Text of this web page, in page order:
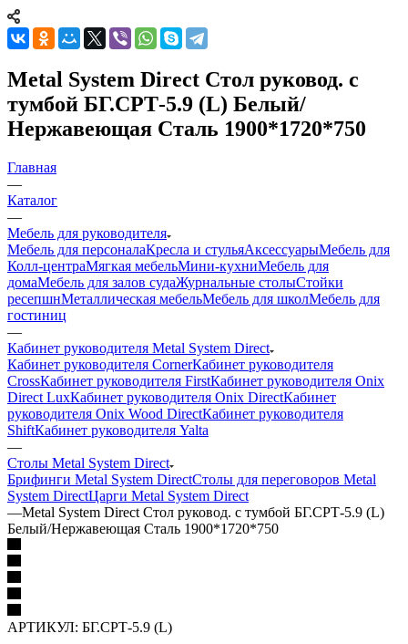
Metal System Direct Стол руковод. с
тумбой БГ.СРТ-5.9 (L) Белый/
Нержавеющая Сталь 1900*1720*750
Главная
—
Каталог
—
Мебель для руководителя
Мебель для персоналаКресла и стульяАксессуарыМебель для
Колл-центраМягкая мебельМини-кухниМебель для
домаМебель для залов судаЖурнальные столыСтойки
ресепшнМеталлическая мебельМебель для школМебель для
гостиниц
—
Кабинет руководителя Metal System Direct
Кабинет руководителя CornerКабинет руководителя
CrossКабинет руководителя FirstКабинет руководителя Onix
Direct LuxКабинет руководителя Onix DirectКабинет
руководителя Onix Wood DirectКабинет руководителя
ShiftКабинет руководителя Yalta
—
Столы Metal System Direct
Брифинги Metal System DirectСтолы для переговоров Metal
System DirectЦарги Metal System Direct
—Metal System Direct Стол руковод. с тумбой БГ.СРТ-5.9 (L)
Белый/Нержавеющая Сталь 1900*1720*750
АРТИКУЛ: БГ.СРТ-5.9 (L)